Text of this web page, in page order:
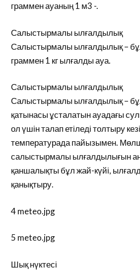
граммен ауаның 1 м3 -.
Салыстырмалы ылғалдылық
Салыстырмалы ылғалдылық –
граммен 1 кг ылғалды ауа.
Салыстырмалы ылғалдылық
Салыстырмалы ылғалдылық –
қатынасы ұсталатын ауадағы
ол үшін талап етіледі толтыру
температурада пайызымен.
салыстырмалы ылғалдылығын
қаншалықты бұл жай-күйі,
қанықтыру.
4 meteo.jpg
5 meteo.jpg
Шық нүктесі